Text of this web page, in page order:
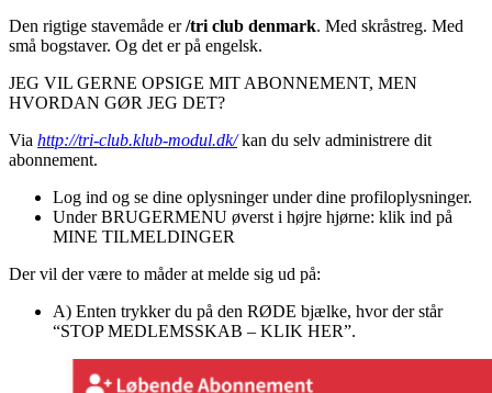
Den rigtige stavemåde er/tri club denmark. Med skråstreg. Med
små bogstaver. Og det er på engelsk.
JEG VIL GERNE OPSIGE MIT ABONNEMENT, MEN
HVORDAN GØR JEG DET?
Via http://tri-club.klub-modul.dk/kan du selv administrere dit
abonnement.
Log ind og se dine oplysninger under dine profiloplysninger.
Under BRUGERMENU øverst i højre hjørne: klik ind på
MINE TILMELDINGER
Der vil der være to måder at melde sig ud på:
A) Enten trykker du på den RØDE bjælke, hvor der står
“STOP MEDLEMSSKAB – KLIK HER”.